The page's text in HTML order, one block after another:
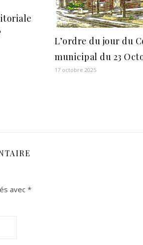
L’ordre du jour du
municipal du 23
17 octobre 2025
avec *